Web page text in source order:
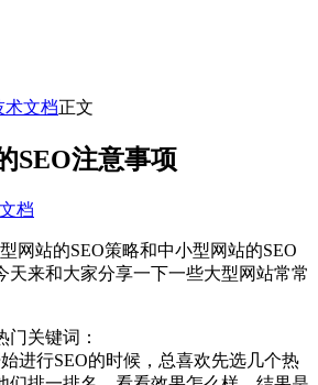
术文档正文
SEO注意事项
档
网站的SEO策略和中小型网站的SEO
天来和大家分享一下一些大型网站常常
关键词：
行SEO的时候，总喜欢先选几个热